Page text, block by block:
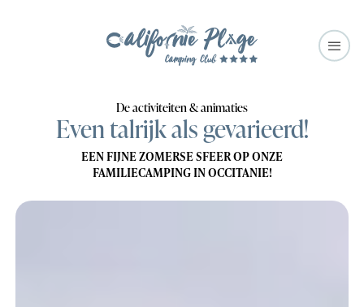
De activiteiten & animaties
Even talrijk als gevarieerd!
EEN FIJNE ZOMERSE SFEER OP ONZE
FAMILIECAMPING IN OCCITANIE!